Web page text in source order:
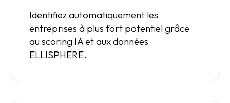
Identifiez automatiquement les
entreprises à plus fort potentiel grâce
au scoring IA et aux données
ELLISPHERE.